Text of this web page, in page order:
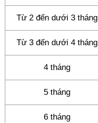
Từ 2 đến dưới 3 tháng
Từ 3 đến dưới 4 tháng
4 tháng
5 tháng
6 tháng